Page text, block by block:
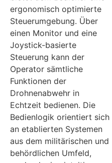
ergonomisch optimierte
Steuerumgebung. Über
einen Monitor und eine
Joystick-basierte
Steuerung kann der
Operator sämtliche
Funktionen der
Drohnenabwehr in
Echtzeit bedienen. Die
Bedienlogik orientiert sich
an etablierten Systemen
aus dem militärischen und
behördlichen Umfeld,